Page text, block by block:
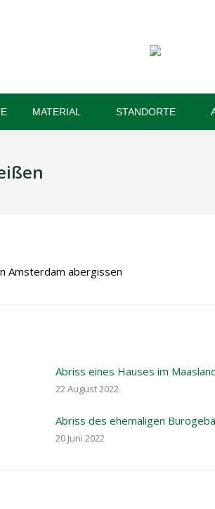
MATERIAL STANDORTE
Amsterdam abergissen
Abriss eines Hauses im
22 August 2022
Abriss des ehemaligen
20 Juni 2022